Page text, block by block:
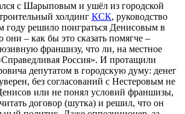
с Шарыповым и ушёл из городской
холдинг КСК, руководство
году решило поиграться Денисовым в
они – как бы это сказать помягче –
франшизу, что ли, на местное
Россия». И протащили
депутатом в городскую думу: денег
без согласований с Нестеровым не
или не понял условий франшизы,
договор (шутка) и решил, что он